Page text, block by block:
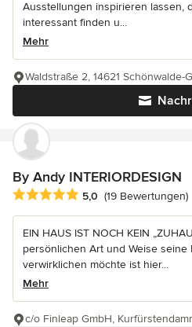
Ausstellungen inspirieren lassen,
interessant finden u...
Mehr
Waldstraße 2, 14621 Schönwalde-
By Andy INTERIORDESIGN
Durchschnittliche Bewertung: 5
5,0 (19 Bewertungen)
EIN HAUS IST NOCH KEIN
persönlichen Art und Weise seine
verwirklichen möchte ist hier...
Mehr
c/o Finleap GmbH,